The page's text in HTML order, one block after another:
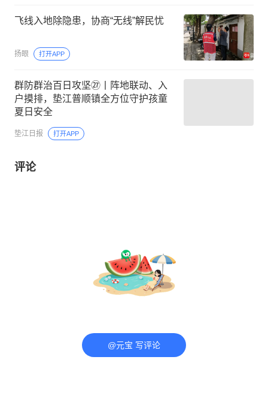
飞线入地除隐患，协商“无线”解民忧
扬眼 打开APP
群防群治百日攻坚㉗丨阵地联动、入
户摸排，垫江普顺镇全方位守护孩童
夏日安全
垫江日报 打开APP
评论
@元宝 写评论